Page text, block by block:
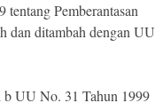
Pemberantasan
dan ditambah dengan UU
b UU No. 31 Tahun 1999